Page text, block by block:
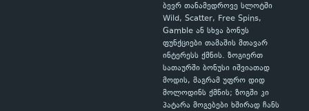
ბევრ თანამედროვე სლოტში
Wild, Scatter, Free Spins,
Gamble ან სხვა ბონუს
ფუნქციები თამაშის მთავარ
ინტერესს ქმნის. ზოგიერთ
სათაურში ბონუსი იშვიათად
მოდის, მაგრამ უფრო დიდ
მოლოდინს ქმნის; ზოგში კი
პატარა მოგებები ხშირად ჩანს